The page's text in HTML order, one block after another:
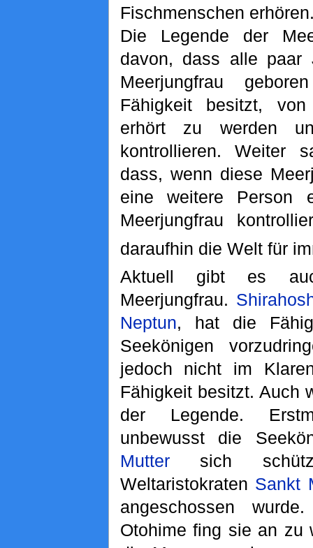
Fischmenschen
Die Legende der
davon, dass alle paar
Meerjungfrau
Fähigkeit besitzt,
erhört zu werden
kontrollieren. Weiter
dass, wenn diese
eine weitere Person
Meerjungfrau
daraufhin die Welt für
Aktuell gibt es
Meerjungfrau.
Neptun, hat die
Seekönigen
jedoch nicht im
Fähigkeit besitzt. Auch
der Legende.
unbewusst die
Muttersich
Weltaristokraten Sankt
angeschossen
Otohime fing sie an zu